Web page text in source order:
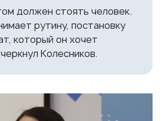
должен стоять человек.
рутину, постановку
который он хочет
Колесников.